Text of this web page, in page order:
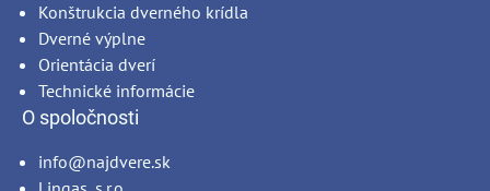
Konštrukcia dverného krídla
Dverné výplne
Orientácia dverí
Technické informácie
O spoločnosti
info@najdvere.sk